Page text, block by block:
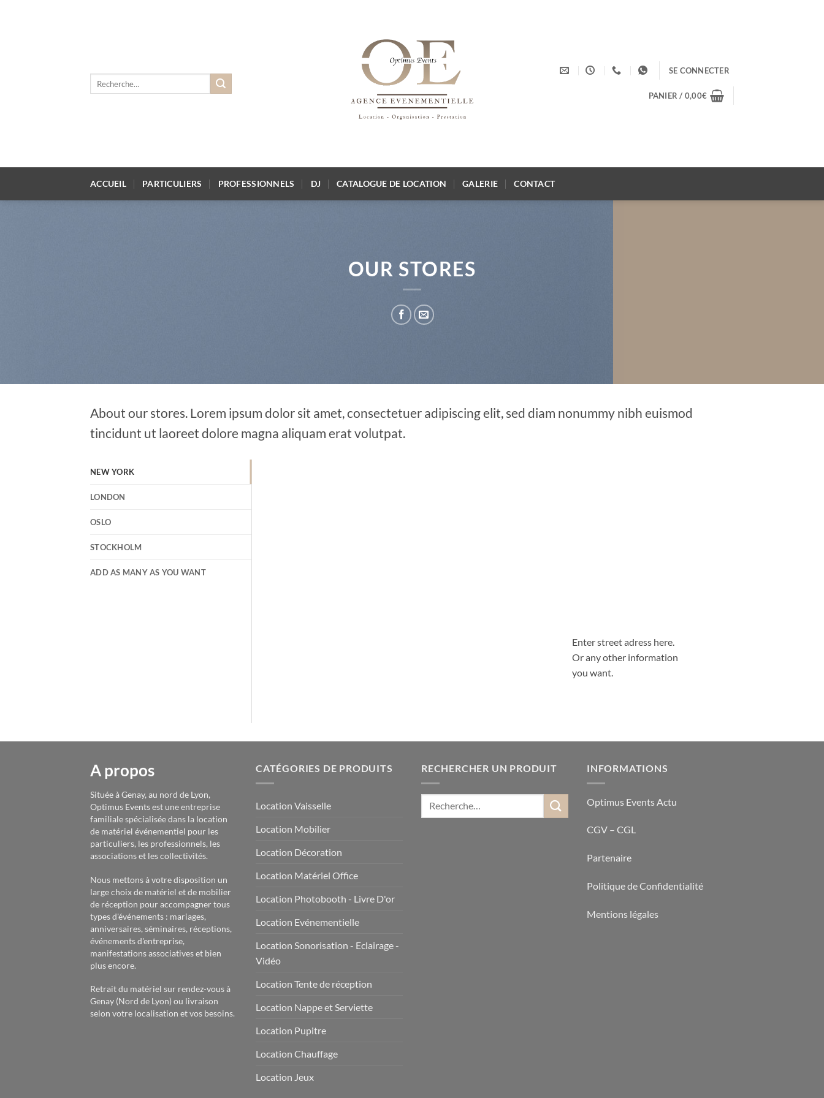
SE CONNECTER
PANIER / 0,00€
ACCUEIL PARTICULIERS PROFESSIONNELS DJ CATALOGUE DE LOCATION GALERIE CONTACT
OUR STORES
About our stores. Lorem ipsum dolor sit amet, consectetuer adipiscing elit, sed diam nonummy nibh euismod
tincidunt ut laoreet dolore magna aliquam erat volutpat.
NEW YORK
LONDON
OSLO
STOCKHOLM
ADD AS MANY AS YOU WANT
Enter street adress here.
Or any other information
you want.
A propos
Située à Genay, au nord de Lyon,
Optimus Events est une entreprise
familiale spécialisée dans la location
de matériel événementiel pour les
particuliers, les professionnels, les
associations et les collectivités.
Nous mettons à votre disposition un
large choix de matériel et de mobilier
de réception pour accompagner tous
types d'événements : mariages,
anniversaires, séminaires, réceptions,
événements d'entreprise,
manifestations associatives et bien
plus encore.
Retrait du matériel sur rendez-vous à
Genay (Nord de Lyon) ou livraison
selon votre localisation et vos besoins.
CATÉGORIES DE PRODUITS
Location Vaisselle
Location Mobilier
Location Décoration
Location Matériel Office
Location Photobooth - Livre D'or
Location Evénementielle
Location Sonorisation - Eclairage -
Vidéo
Location Tente de réception
Location Nappe et Serviette
Location Pupitre
Location Chauffage
Location Jeux
RECHERCHER UN PRODUIT INFORMATIONS
Optimus Events Actu
CGV – CGL
Partenaire
Politique de Confidentialité
Mentions légales